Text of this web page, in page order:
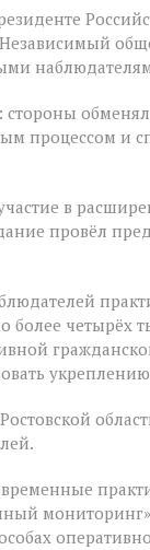
процессом и
в
провёл
более